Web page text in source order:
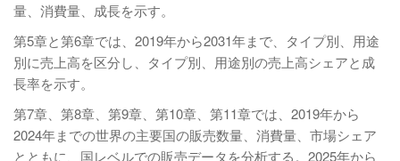
量、消費量、成長を示す。
第5章と第6章では、2019年から2031年まで、タイプ別、用途
別に売上高を区分し、タイプ別、用途別の売上高シェアと成
長率を示す。
第7章、第8章、第9章、第10章、第11章では、2019年から
2024年までの世界の主要国の販売数量、消費量、市場シェア
とともに、国レベルでの販売データを分析する。2025年から